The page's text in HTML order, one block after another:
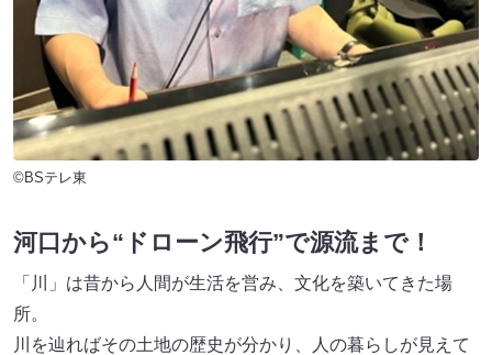
©BSテレ東
河口から“ドローン飛行”で源流まで！
「川」は昔から人間が生活を営み、文化を築いてきた場
所。
川を辿ればその土地の歴史が分かり、人の暮らしが見えて